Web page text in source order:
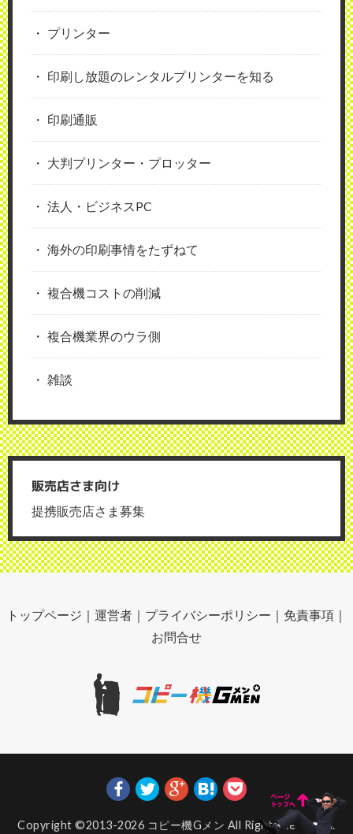
プリンター
印刷し放題のレンタルプリンターを知る
印刷通販
大判プリンター・プロッター
法人・ビジネスPC
海外の印刷事情をたずねて
複合機コストの削減
複合機業界のウラ側
雑談
販売店さま向け
提携販売店さま募集
トップページ ｜ 運営者 ｜ プライバシーポリシー ｜ 免責事項 ｜
お問合せ
Copyright ©2013-2026 コピー機Gメン All Rights Reserved.